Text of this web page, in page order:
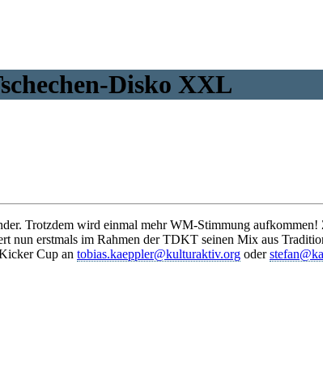
Disko XXL
Trotzdem wird einmal mehr WM-Stimmung aufkommen!
nun erstmals im Rahmen der TDKT seinen Mix aus
Cup an tobias.kaeppler@kulturaktiv.org oder